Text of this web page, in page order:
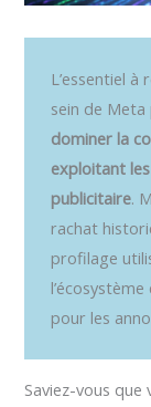
L’essentiel
sein de
dominer la
exploitant
publicitaire.
rachat
profilage
pour les
Saviez-vous que